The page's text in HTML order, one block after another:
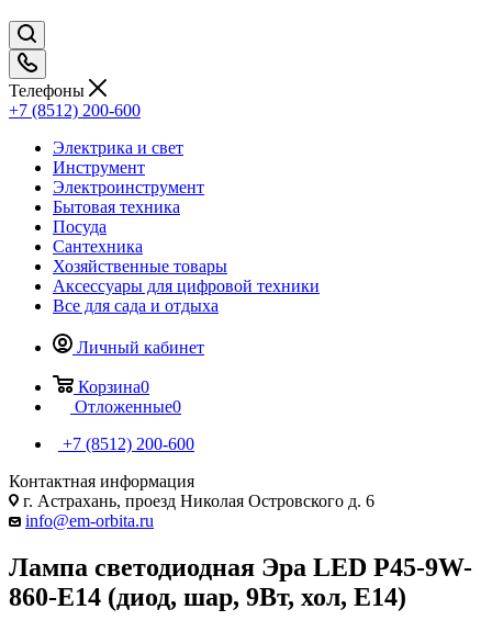
Телефоны
+7 (8512) 200-600
Электрика и свет
Инструмент
Электроинструмент
Бытовая техника
Посуда
Сантехника
Хозяйственные товары
Аксессуары для цифровой техники
Все для сада и отдыха
Личный кабинет
Корзина0
Отложенные0
+7 (8512) 200-600
Контактная информация
г. Астрахань, проезд Николая Островского д. 6
info@em-orbita.ru
Лампа светодиодная Эра LED P45-9W-
860-E14 (диод, шар, 9Вт, хол, E14)